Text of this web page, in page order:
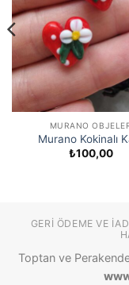
MURANO
Murano Kokinalı
₺100,00
GERI ÖDEME VE
Toptan ve